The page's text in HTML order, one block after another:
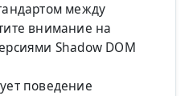
между
внимание на
Shadow DOM
поведение